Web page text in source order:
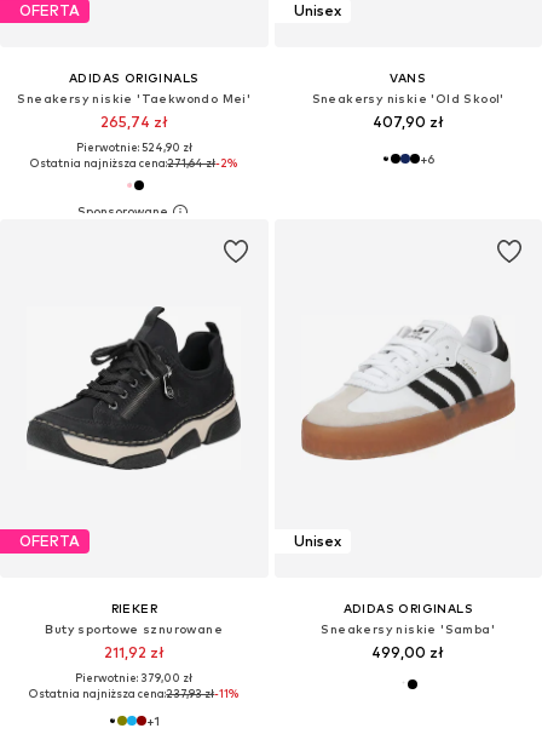
OFERTA
ADIDAS ORIGINALS
Sneakersy niskie 'Taekwondo Mei'
265,74 zł
Pierwotnie: 524,90 zł
Ostatnia najniższa cena:271,64 zł-2%
Unisex
VANS
Sneakersy niskie 'Old Skool'
407,90 zł
+6
OFERTA
RIEKER
Buty sportowe sznurowane
211,92 zł
Pierwotnie: 379,00 zł
Ostatnia najniższa cena:237,93 zł-11%
+1
Unisex
ADIDAS ORIGINALS
Sneakersy niskie 'Samba'
499,00 zł